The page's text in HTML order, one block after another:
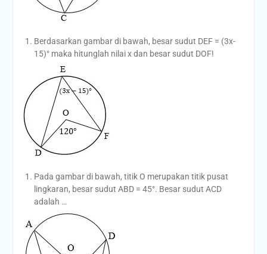
Berdasarkan gambar di bawah, besar sudut DEF = (3x-
15)° maka hitunglah nilai x dan besar sudut DOF!
Pada gambar di bawah, titik O merupakan titik pusat
lingkaran, besar sudut ABD = 45°. Besar sudut ACD
adalah …